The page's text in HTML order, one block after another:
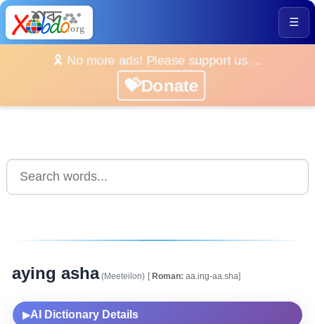
☰
🎗️ No more ads! Please support us ...
💝Donate
aying asha(Meeteilon) [Roman: aa.ing-aa.sha]
▶AI Dictionary Details